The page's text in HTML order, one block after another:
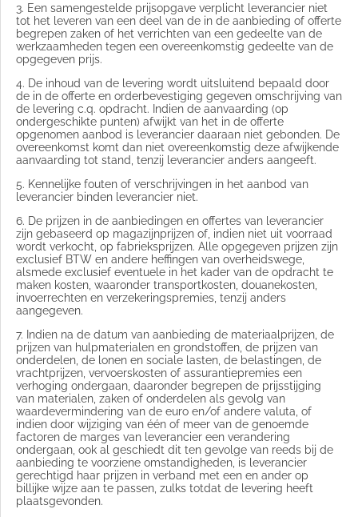
3. Een samengestelde prijsopgave verplicht leverancier niet
tot het leveren van een deel van de in de aanbieding of offerte
begrepen zaken of het verrichten van een gedeelte van de
werkzaamheden tegen een overeenkomstig gedeelte van de
opgegeven prijs.
4. De inhoud van de levering wordt uitsluitend bepaald door
de in de offerte en orderbevestiging gegeven omschrijving van
de levering c.q. opdracht. Indien de aanvaarding (op
ondergeschikte punten) afwijkt van het in de offerte
opgenomen aanbod is leverancier daaraan niet gebonden. De
overeenkomst komt dan niet overeenkomstig deze afwijkende
aanvaarding tot stand, tenzij leverancier anders aangeeft.
5. Kennelijke fouten of verschrijvingen in het aanbod van
leverancier binden leverancier niet.
6. De prijzen in de aanbiedingen en offertes van leverancier
zijn gebaseerd op magazijnprijzen of, indien niet uit voorraad
wordt verkocht, op fabrieksprijzen. Alle opgegeven prijzen zijn
exclusief BTW en andere heffingen van overheidswege,
alsmede exclusief eventuele in het kader van de opdracht te
maken kosten, waaronder transportkosten, douanekosten,
invoerrechten en verzekeringspremies, tenzij anders
aangegeven.
7. Indien na de datum van aanbieding de materiaalprijzen, de
prijzen van hulpmaterialen en grondstoffen, de prijzen van
onderdelen, de lonen en sociale lasten, de belastingen, de
vrachtprijzen, vervoerskosten of assurantiepremies een
verhoging ondergaan, daaronder begrepen de prijsstijging
van materialen, zaken of onderdelen als gevolg van
waardevermindering van de euro en/of andere valuta, of
indien door wijziging van één of meer van de genoemde
factoren de marges van leverancier een verandering
ondergaan, ook al geschiedt dit ten gevolge van reeds bij de
aanbieding te voorziene omstandigheden, is leverancier
gerechtigd haar prijzen in verband met een en ander op
billijke wijze aan te passen, zulks totdat de levering heeft
plaatsgevonden.